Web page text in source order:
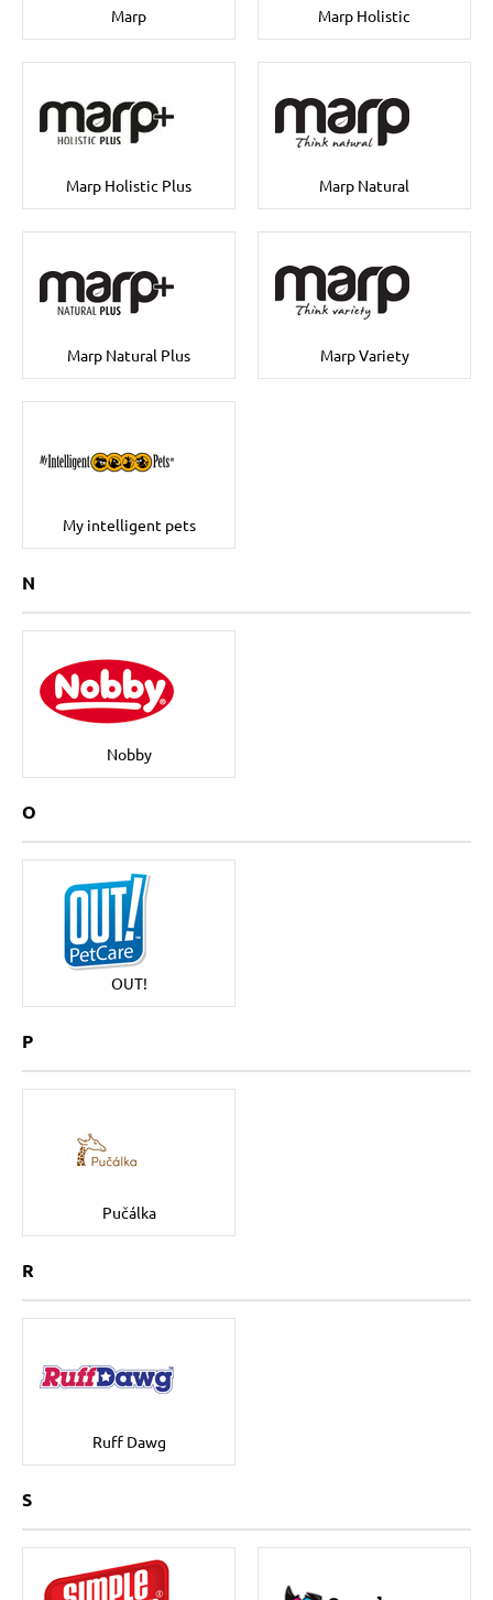
Marp Marp Holistic
Marp Holistic Plus Marp Natural
Marp Natural Plus Marp Variety
My intelligent pets
N
Nobby
O
OUT!
P
Pučálka
R
Ruff Dawg
S